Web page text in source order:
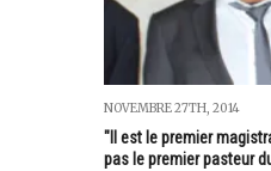
NOVEMBRE 27TH, 2014
"Il est le premier
pas le premier pasteur